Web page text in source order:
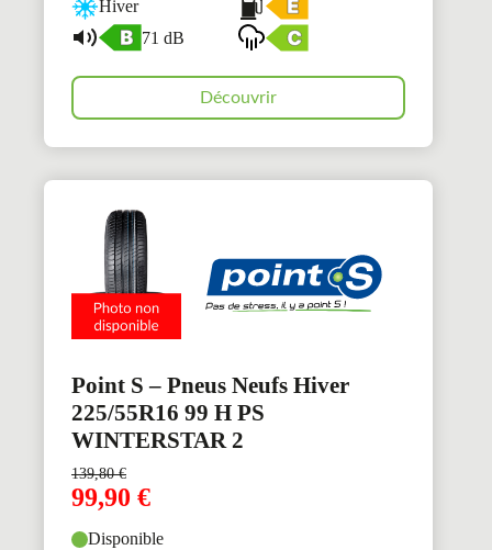
Hiver
71 dB
Découvrir
Point S – Pneus Neufs Hiver
225/55R16 99 H PS
WINTERSTAR 2
139,80€
99,90 €
Disponible